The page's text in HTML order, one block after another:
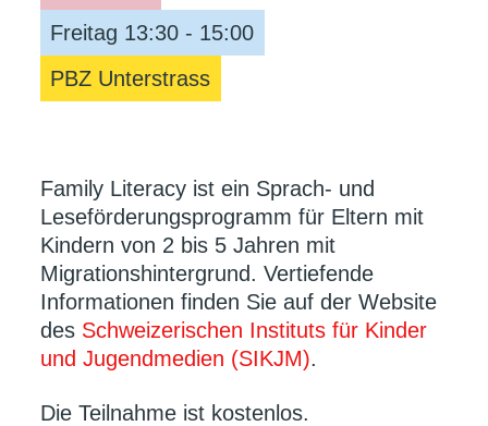
Freitag 13:30 - 15:00
PBZ Unterstrass
Family Literacy ist ein Sprach- und
Leseförderungsprogramm für Eltern mit
Kindern von 2 bis 5 Jahren mit
Migrationshintergrund. Vertiefende
Informationen finden Sie auf der Website
des Schweizerischen Instituts für Kinder
und Jugendmedien (SIKJM).
Die Teilnahme ist kostenlos.